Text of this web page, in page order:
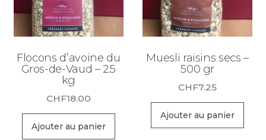
Flocons d’avoine du
Gros-de-Vaud – 2.5
kg
CHF18.00
Ajouter au panier
Muesli raisins secs –
500 gr
CHF7.25
Ajouter au panier